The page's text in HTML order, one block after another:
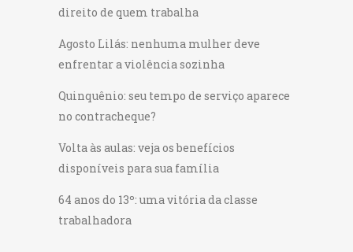
direito de quem trabalha
Agosto Lilás: nenhuma mulher deve
enfrentar a violência sozinha
Quinquênio: seu tempo de serviço aparece
no contracheque?
Volta às aulas: veja os benefícios
disponíveis para sua família
64 anos do 13º: uma vitória da classe
trabalhadora